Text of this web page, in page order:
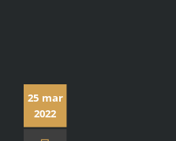
25 mar
2022